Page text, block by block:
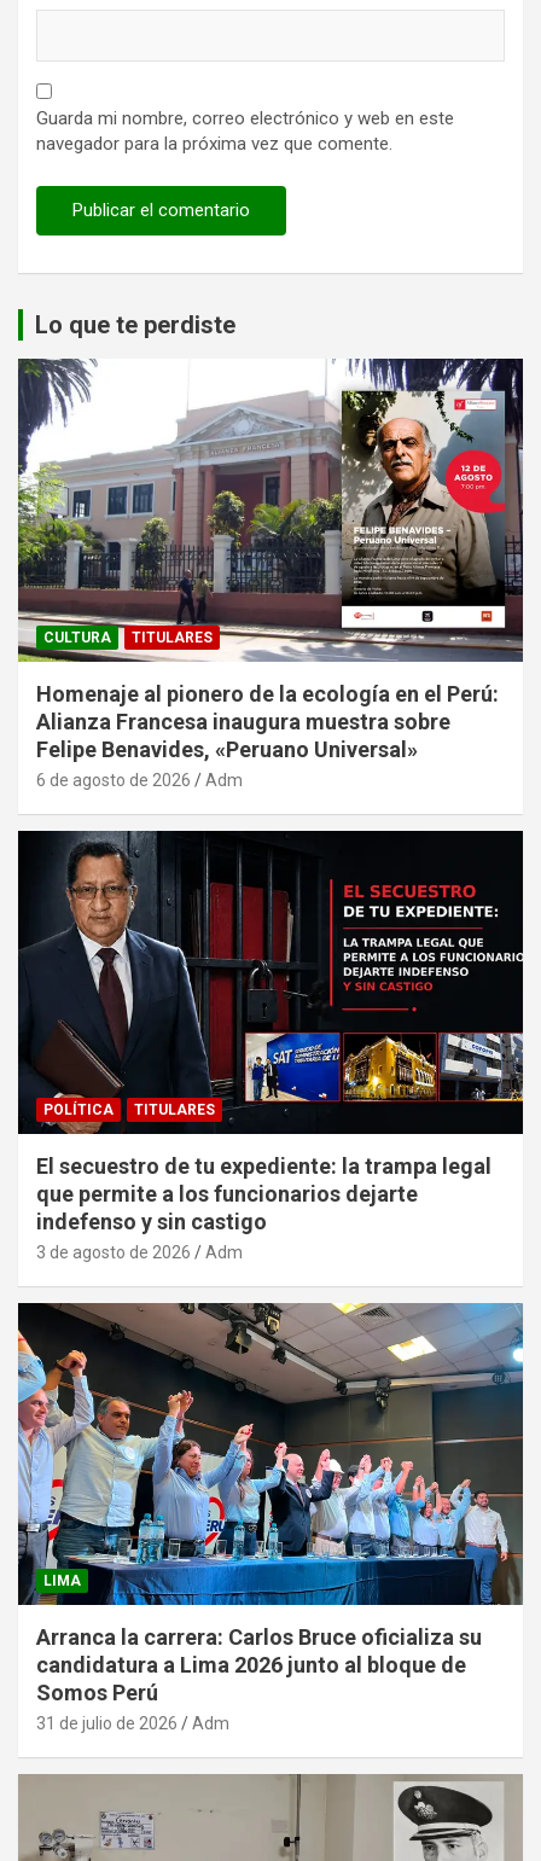
Guarda mi nombre, correo electrónico y web en este
navegador para la próxima vez que comente.
Lo que te perdiste
CULTURA TITULARES
Homenaje al pionero de la ecología en el Perú:
Alianza Francesa inaugura muestra sobre
Felipe Benavides, «Peruano Universal»
6 de agosto de 2026 Adm
POLÍTICA TITULARES
El secuestro de tu expediente: la trampa legal
que permite a los funcionarios dejarte
indefenso y sin castigo
3 de agosto de 2026 Adm
LIMA
Arranca la carrera: Carlos Bruce oficializa su
candidatura a Lima 2026 junto al bloque de
Somos Perú
31 de julio de 2026 Adm